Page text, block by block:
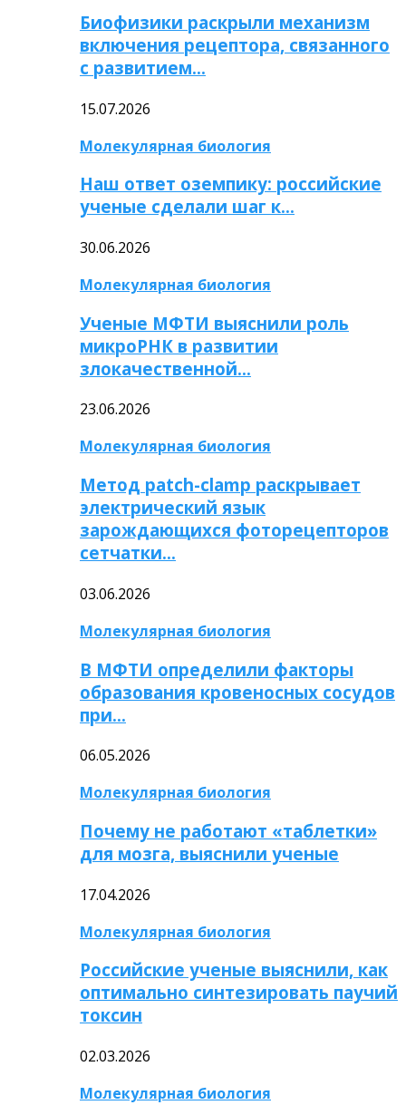
Биофизики раскрыли механизм
включения рецептора, связанного
с развитием…
15.07.2026
Молекулярная биология
Наш ответ оземпику: российские
ученые сделали шаг к…
30.06.2026
Молекулярная биология
Ученые МФТИ выяснили роль
микроРНК в развитии
злокачественной…
23.06.2026
Молекулярная биология
Метод patch-clamp раскрывает
электрический язык
зарождающихся фоторецепторов
сетчатки…
03.06.2026
Молекулярная биология
В МФТИ определили факторы
образования кровеносных сосудов
при…
06.05.2026
Молекулярная биология
Почему не работают «таблетки»
для мозга, выяснили ученые
17.04.2026
Молекулярная биология
Российские ученые выяснили, как
оптимально синтезировать паучий
токсин
02.03.2026
Молекулярная биология